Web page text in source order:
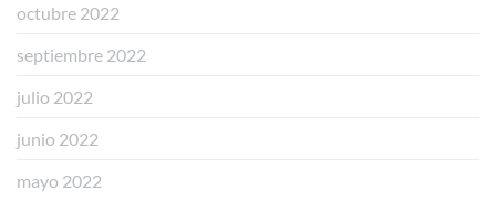
octubre 2022
septiembre 2022
julio 2022
junio 2022
mayo 2022